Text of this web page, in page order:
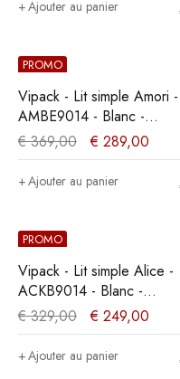
Ajouter au panier
PROMO
Vipack - Lit simple Amori -
AMBE9014 - Blanc -
96x80x211,2cm
€369,00 € 289,00
Ajouter au panier
PROMO
Vipack - Lit simple Alice -
ACKB9014 - Blanc -
95,5x90,5x207,5cm
€329,00 € 249,00
Ajouter au panier